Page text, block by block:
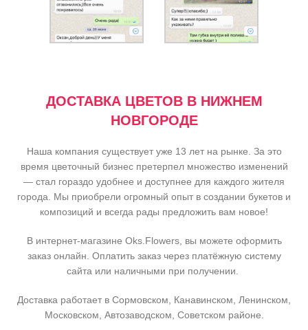
ДОСТАВКА ЦВЕТОВ В НИЖНЕМ
НОВГОРОДЕ
Наша компания существует уже 13 лет на рынке. За это
время цветочный бизнес претерпел множество изменений
— стал гораздо удобнее и доступнее для каждого жителя
города. Мы приобрели огромный опыт в создании букетов и
композиций и всегда рады предложить вам новое!
В интернет-магазине Oks.Flowers, вы можете оформить
заказ онлайн. Оплатить заказ через платёжную систему
сайта или наличными при получении.
Доставка работает в Сормовском, Канавинском, Ленинском,
Московском, Автозаводском, Советском районе.